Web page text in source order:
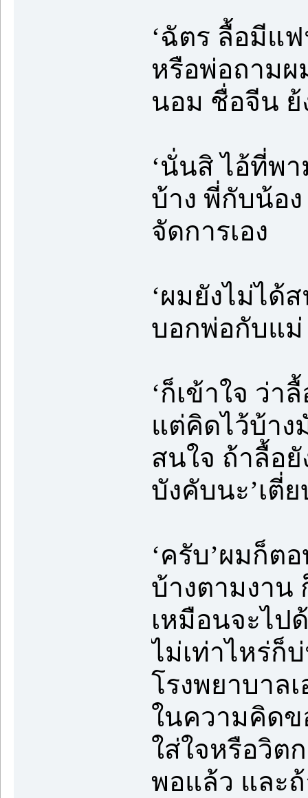
‘ฉัตร ลื้อมีแฟ
หรือพ่อถามผ
นอม ชื่อจีน ย้
‘นั่นสิ ไอ้ที่พ
บ้าง พี่กับน้อง
จัดการเอง
‘ผมยังไม่ได้
บอกพ่อกับแม่
‘ก็เข้าใจ ว่า
แต่คิดไว้บ้าง
สนใจ ถ้าลื้อ
บังคับนะ’เตี่
‘ครับ’ผมก็ต
บ้างตามงาน
เหมือนจะไป
ไม่เท่าไหร่ก็
โรงพยาบาล
ในความคิดข
ใส่ใจหรือวิต
พอแล้ว และ